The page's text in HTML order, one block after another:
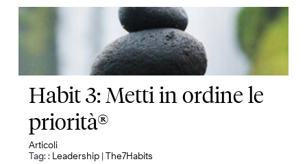
Habit 3: Metti in ordine le
priorità®
Articoli
Tag: : Leadership |The7Habits